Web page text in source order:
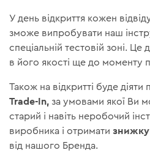
У день відкриття кожен
зможе випробувати наш
спеціальній тестовій зоні.
в його якості ще до моменту
Також на відкритті буде діяти
Trade-In, за умовами якої Ви
старий і навіть неробочий
виробника і отриматизнижку
від нашого Бренда.